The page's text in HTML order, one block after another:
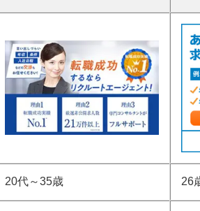
20代～35歳 26